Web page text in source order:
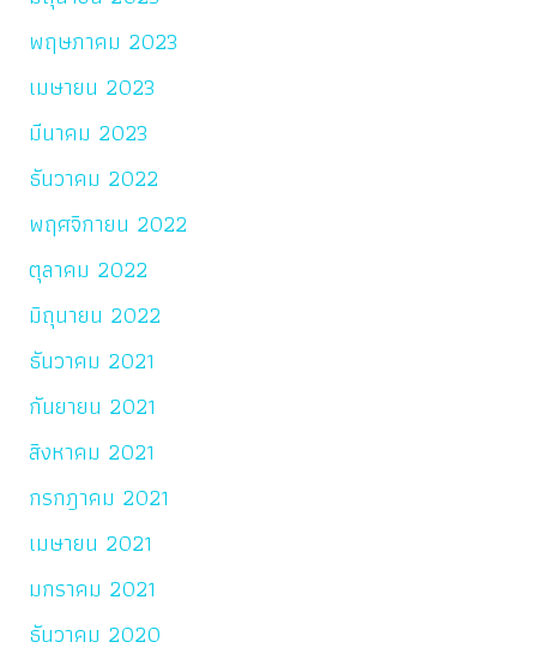
พฤษภาคม 2023
เมษายน 2023
มีนาคม 2023
ธันวาคม 2022
พฤศจิกายน 2022
ตุลาคม 2022
มิถุนายน 2022
ธันวาคม 2021
กันยายน 2021
สิงหาคม 2021
กรกฎาคม 2021
เมษายน 2021
มกราคม 2021
ธันวาคม 2020